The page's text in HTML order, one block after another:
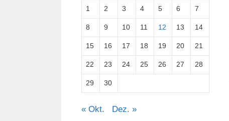
1 2 3 4 5 6 7
8 9 10 11 12 13 14
15 16 17 18 19 20 21
22 23 24 25 26 27 28
29 30
« Okt. Dez. »